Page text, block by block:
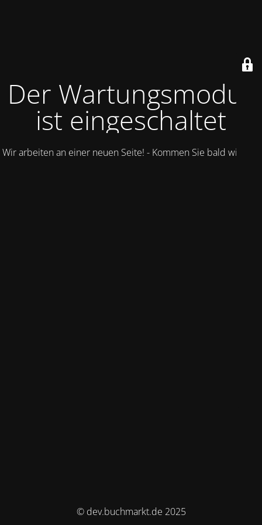
Der Wartungsmodus
ist eingeschaltet
Wir arbeiten an einer neuen Seite! - Kommen Sie bald wieder.
© dev.buchmarkt.de 2025